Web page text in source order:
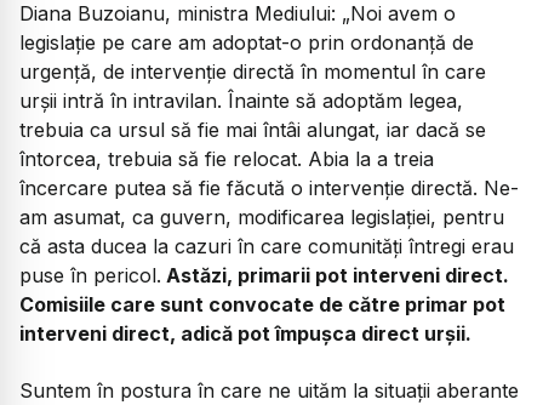
Diana Buzoianu, ministra Mediului: „Noi avem o
legislație pe care am adoptat-o prin ordonanță de
urgență, de intervenție directă în momentul în care
urșii intră în intravilan. Înainte să adoptăm legea,
trebuia ca ursul să fie mai întâi alungat, iar dacă se
întorcea, trebuia să fie relocat. Abia la a treia
încercare putea să fie făcută o intervenție directă. Ne-
am asumat, ca guvern, modificarea legislației, pentru
că asta ducea la cazuri în care comunități întregi erau
puse în pericol. Astăzi, primarii pot interveni direct.
Comisiile care sunt convocate de către primar pot
interveni direct, adică pot împușca direct urșii.
Suntem în postura în care ne uităm la situații aberante